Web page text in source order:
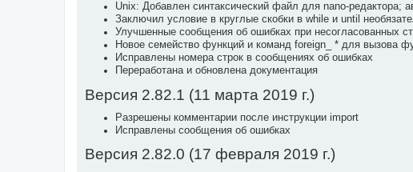
Unix: Добавлен синтаксический файл для nano-редактора;
Заключил условие в круглые скобки в while и until
Улучшенные сообщения об ошибках при несогласованных
Новое семейство функций и команд foreign_ * для вызова
Исправлены номера строк в сообщениях об ошибках
Переработана и обновлена документация
Версия 2.82.1 (11 марта 2019 г.)
Разрешены комментарии после инструкции import
Исправлены сообщения об ошибках
Версия 2.82.0 (17 февраля 2019 г.)